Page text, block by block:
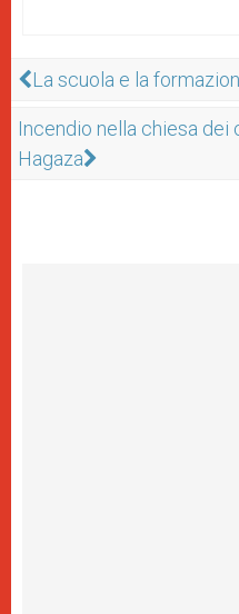
La scuola e la
Incendio nella chiesa
Hagaza